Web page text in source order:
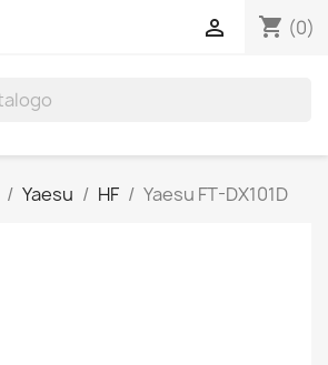
shopping_cart (0)

Yaesu HF Yaesu FT-DX101D